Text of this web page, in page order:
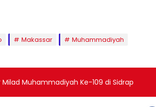
Makassar
Muhammadiyah
Milad Muhammadiyah Ke-109 di Sidrap